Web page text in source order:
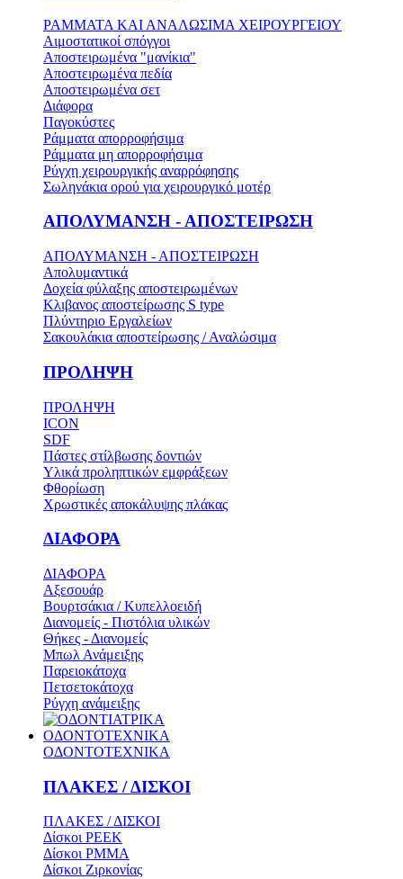
ΡΑΜΜΑΤΑ ΚΑΙ ΑΝΑΛΩΣΙΜΑ ΧΕΙΡΟΥΡΓΕΙΟΥ
Αιμοστατικοί σπόγγοι
Αποστειρωμένα "μανίκια"
Αποστειρωμένα πεδία
Αποστειρωμένα σετ
Διάφορα
Παγοκύστες
Ράμματα απορροφήσιμα
Ράμματα μη απορροφήσιμα
Ρύγχη χειρουργικής αναρρόφησης
Σωληνάκια ορού για χειρουργικό μοτέρ
ΑΠΟΛΥΜΑΝΣΗ - ΑΠΟΣΤΕΙΡΩΣΗ
ΑΠΟΛΥΜΑΝΣΗ - ΑΠΟΣΤΕΙΡΩΣΗ
Απολυμαντικά
Δοχεία φύλαξης αποστειρωμένων
Κλιβανος αποστείρωσης S type
Πλύντηριο Εργαλείων
Σακουλάκια αποστείρωσης / Αναλώσιμα
ΠΡΟΛΗΨΗ
ΠΡΟΛΗΨΗ
ICON
SDF
Πάστες στίλβωσης δοντιών
Υλικά προληπτικών εμφράξεων
Φθορίωση
Χρωστικές αποκάλυψης πλάκας
ΔΙΑΦΟΡΑ
ΔΙΑΦΟΡΑ
Αξεσουάρ
Βουρτσάκια / Κυπελλοειδή
Διανομείς - Πιστόλια υλικών
Θήκες - Διανομείς
Μπωλ Ανάμειξης
Παρειοκάτοχα
Πετσετοκάτοχα
Ρύγχη ανάμειξης
ΟΔΟΝΤΟΤΕΧΝΙΚΑ
ΟΔΟΝΤΟΤΕΧΝΙΚΑ
ΠΛΑΚΕΣ / ΔΙΣΚΟΙ
ΠΛΑΚΕΣ / ΔΙΣΚΟΙ
Δίσκοι PEEK
Δίσκοι PMMA
Δίσκοι Ζιρκονίας